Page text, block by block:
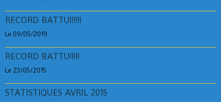
RECORD BATTU!!!!!!
Le 09/05/2019
RECORD BATTU!!!!!
Le 23/05/2015
STATISTIQUES AVRIL 2015